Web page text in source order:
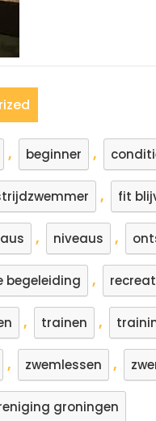
, beginner ,
, fit
, niveaus ,
begeleiding ,
, trainen ,
, zwemlessen ,
groningen